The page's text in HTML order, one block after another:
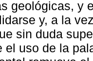
geológicas, y
y, a la
sin duda
el uso de la